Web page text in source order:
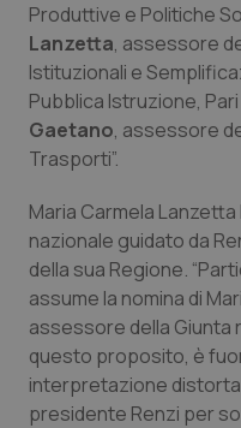
Lazio
Liguria
Lombardia
Marche
Molise
Piemonte
Provincia
Diabete &
Disturbi
Dolore
Donna & Salute
Epatiti
HIV
Infezioni &
Produttive e Politiche
Lanzetta, assessore
Istituzionali e
Pubblica Istruzione,
Gaetano, assessore
Trasporti”.
Maria Carmela
nazionale guidato da
della sua Regione.
assume la nomina di
assessore della Giunta
questo proposito, è
interpretazione
presidente Renzi per